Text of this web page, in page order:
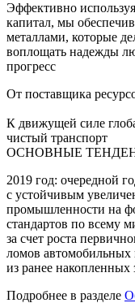
Эффективно
капитал, мы
металлами, которые
воплощать надежды
прогресс
От поставщика
К движущей силе
чистый транспорт
ОСНОВНЫЕ
2019 год: очередной
с устойчивым
промышленности на
стандартов по всему
за счет роста
ломов автомобильных
из ранее накопленных
Подробнее в разделе